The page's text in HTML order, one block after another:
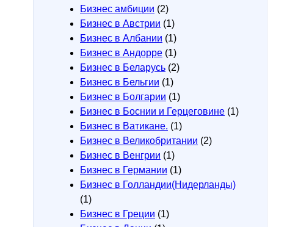
Бизнес амбиции (2)
Бизнес в Австрии (1)
Бизнес в Албании (1)
Бизнес в Андорре (1)
Бизнес в Беларусь (2)
Бизнес в Бельгии (1)
Бизнес в Болгарии (1)
Бизнес в Боснии и Герцеговине (1)
Бизнес в Ватикане. (1)
Бизнес в Великобритании (2)
Бизнес в Венгрии (1)
Бизнес в Германии (1)
Бизнес в Голландии(Нидерланды)
(1)
Бизнес в Греции (1)